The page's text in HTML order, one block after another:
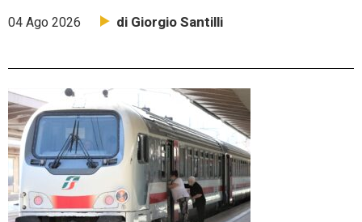
04 Ago 2026 di Giorgio Santilli